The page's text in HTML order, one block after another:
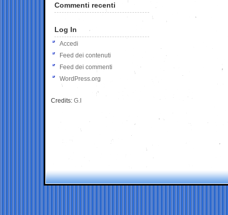
Commenti recenti
Log In
Accedi
Feed dei contenuti
Feed dei commenti
WordPress.org
Credits: G.I